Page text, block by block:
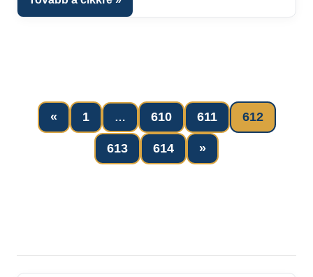
Bejegyzések
«Previous
Posts
1 … 610 611 612
613 614
Next
Posts
»